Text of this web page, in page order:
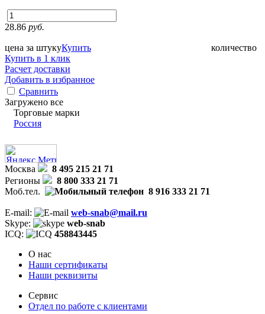
28.86 руб.
цена за штуку количество
Купить
Купить в 1 клик
Расчет доставки
Добавить в избранное
Сравнить
Загружено все
Торговые марки
Россия
Москва
8 495 215 21 71
Регионы
8 800 333 21 71
Моб.тел.
8 916 333 21 71
E-mail:
web-snab@mail.ru
Skype:
web-snab
ICQ:
458843445
О нас
Наши сертификаты
Наши реквизиты
Сервис
Отдел по работе с клиентами